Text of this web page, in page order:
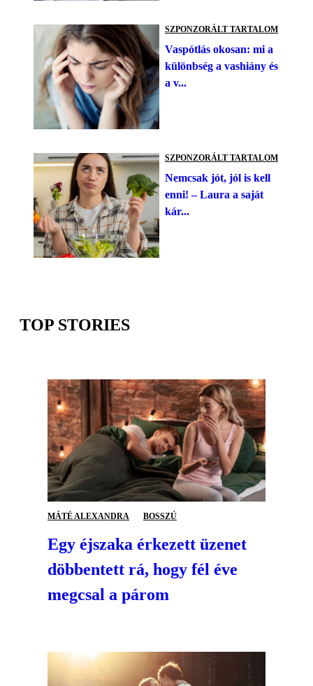
SZPONZORÁLT TARTALOM
Vaspótlás okosan: mi a
különbség a vashiány és
a v...
SZPONZORÁLT TARTALOM
Nemcsak jót, jól is kell
enni! – Laura a saját
kár...
TOP STORIES
MÁTÉ ALEXANDRA BOSSZÚ
Egy éjszaka érkezett üzenet
döbbentett rá, hogy fél éve
megcsal a párom